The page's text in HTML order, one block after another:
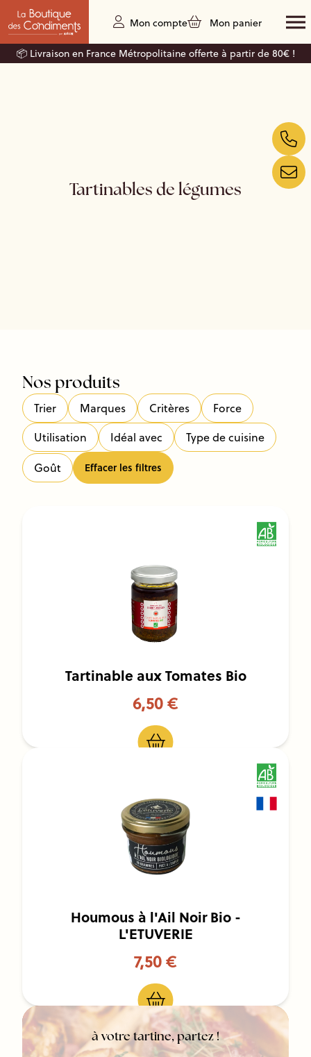
Mon compte Mon panier
📦 Livraison en France Métropolitaine offerte à partir de 80€ !
Tartinables de légumes
Nos produits
Trier Marques Critères
Force
Utilisation
Idéal avec
Type de cuisine
Goût
Effacer les filtres
Tartinable aux Tomates Bio
6,50 €
Houmous à l'Ail Noir Bio -
L'ETUVERIE
7,50 €
à votre tartine, partez !